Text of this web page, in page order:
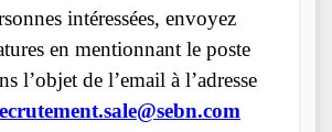
intéressées, envoyez
en mentionnant le poste
l’objet de l’email à l’adresse